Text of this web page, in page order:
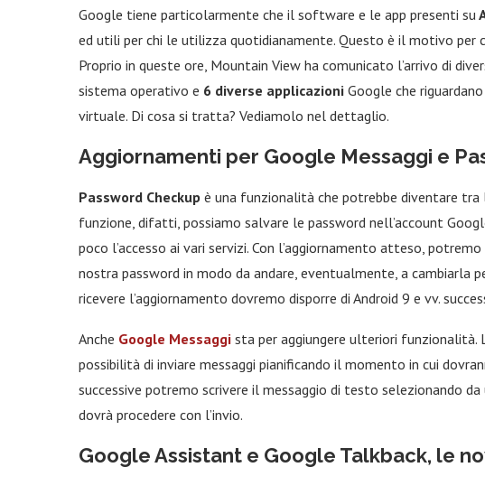
Google tiene particolarmente che il software e le app presenti su
ed utili per chi le utilizza quotidianamente. Questo è il motivo per
Proprio in queste ore, Mountain View ha comunicato l’arrivo di
sistema operativo e 6 diverse applicazioni Google che riguardano
virtuale. Di cosa si tratta? Vediamolo nel dettaglio.
Aggiornamenti per Google Messaggi e
Password Checkup è una funzionalità che potrebbe diventare
funzione, difatti, possiamo salvare le password nell’account
poco l’accesso ai vari servizi. Con l’aggiornamento atteso,
nostra password in modo da andare, eventualmente, a cambiarla
ricevere l’aggiornamento dovremo disporre di Android 9 e vv.
Anche Google Messaggi sta per aggiungere ulteriori funzionalità.
possibilità di inviare messaggi pianificando il momento in cui
successive potremo scrivere il messaggio di testo selezionando
dovrà procedere con l’invio.
Google Assistant e Google Talkback, le